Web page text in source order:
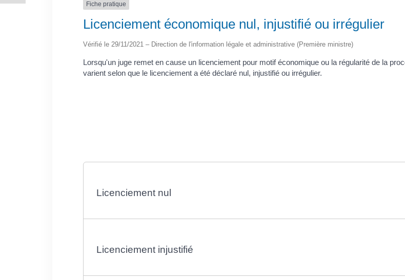
Fiche pratique
Licenciement économique nul, injustifié ou irrégulier
Vérifié le 29/11/2021 – Direction de l'information légale et administrative (Première ministre)
Lorsqu'un juge remet en cause un licenciement pour motif économique ou la régularité de la
varient selon que le licenciement a été déclaré nul, injustifié ou irrégulier.
Licenciement nul
Licenciement injustifié